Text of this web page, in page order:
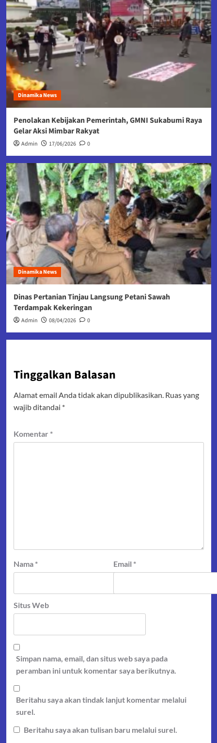
Dinamika News
Penolakan Kebijakan Pemerintah, GMNI Sukabumi Raya
Gelar Aksi Mimbar Rakyat
Admin 17/06/2026 0
Dinamika News
Dinas Pertanian Tinjau Langsung Petani Sawah
Terdampak Kekeringan
Admin 08/04/2026 0
Tinggalkan Balasan
Alamat email Anda tidak akan dipublikasikan. Ruas yang
wajib ditandai *
Komentar *
Nama * Email *
Situs Web
Simpan nama, email, dan situs web saya pada
peramban ini untuk komentar saya berikutnya.
Beritahu saya akan tindak lanjut komentar melalui
surel.
Beritahu saya akan tulisan baru melalui surel.